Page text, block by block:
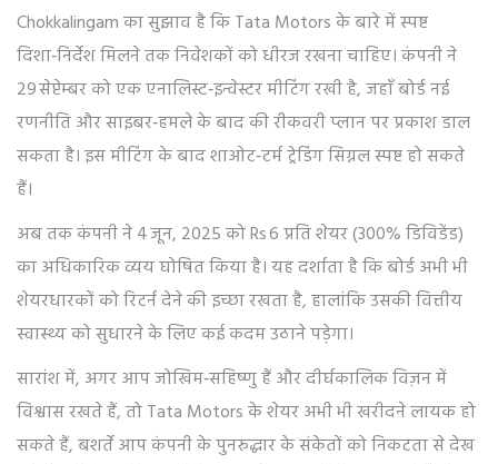
Chokkalingam का सुझाव है कि Tata Motors के बारे में स्पष्ट
दिशा‑निर्देश मिलने तक निवेशकों को धीरज रखना चाहिए। कंपनी ने
29 सेप्टेम्बर को एक एनालिस्ट‑इन्वेस्टर मीटिंग रखी है, जहाँ बोर्ड नई
रणनीति और साइबर‑हमले के बाद की रीकवरी प्लान पर प्रकाश डाल
सकता है। इस मीटिंग के बाद शाओट‑टर्म ट्रेडिंग सिग्नल स्पष्ट हो सकते
हैं।
अब तक कंपनी ने 4 जून, 2025 को Rs 6 प्रति शेयर (300% डिविडेंड)
का अधिकारिक व्यय घोषित किया है। यह दर्शाता है कि बोर्ड अभी भी
शेयरधारकों को रिटर्न देने की इच्छा रखता है, हालांकि उसकी वित्तीय
स्वास्थ्य को सुधारने के लिए कई कदम उठाने पड़ेगा।
सारांश में, अगर आप जोखिम‑सहिष्णु हैं और दीर्घकालिक विज़न में
विश्वास रखते हैं, तो Tata Motors के शेयर अभी भी खरीदने लायक हो
सकते हैं, बशर्ते आप कंपनी के पुनरुद्धार के संकेतों को निकटता से देख